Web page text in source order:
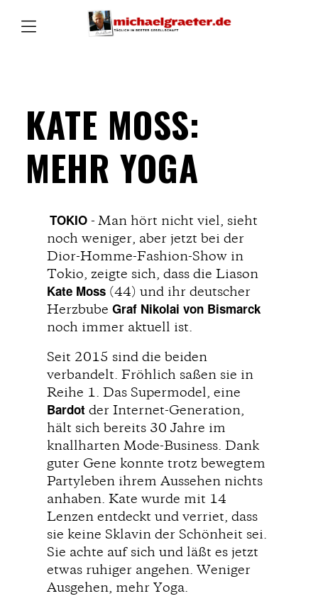
KATE MOSS:
MEHR YOGA
TOKIO - Man hört nicht viel, sieht
noch weniger, aber jetzt bei der
Dior-Homme-Fashion-Show in
Tokio, zeigte sich, dass die Liason
Kate Moss(44) und ihr deutscher
Herzbube Graf Nikolai von Bismarck
noch immer aktuell ist.
Seit 2015 sind die beiden
verbandelt. Fröhlich saßen sie in
Reihe 1. Das Supermodel, eine
Bardot der Internet-Generation,
hält sich bereits 30 Jahre im
knallharten Mode-Business. Dank
guter Gene konnte trotz bewegtem
Partyleben ihrem Aussehen nichts
anhaben. Kate wurde mit 14
Lenzen entdeckt und verriet, dass
sie keine Sklavin der Schönheit sei.
Sie achte auf sich und läßt es jetzt
etwas ruhiger angehen. Weniger
Ausgehen, mehr Yoga.